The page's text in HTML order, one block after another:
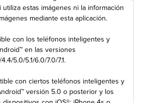
utiliza estas imágenes ni la información
mediante esta aplicación.
con los teléfonos inteligentes y
en las versiones
5.0/5.1/6.0/7.0/7.1.
con ciertos teléfonos inteligentes y
versión 5.0 o posterior y los